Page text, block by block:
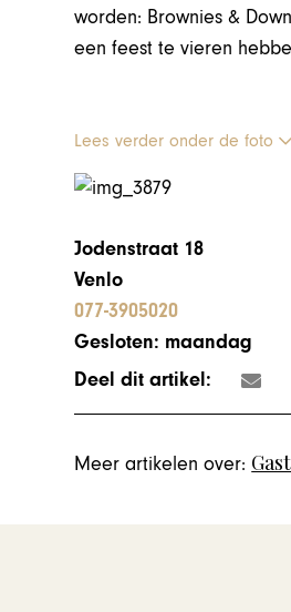
worden: Brownies &
een feest te vieren
Lees verder onder de foto
Jodenstraat 18
Venlo
077-3905020
Gesloten: maandag
Deel dit artikel:
Meer artikelen over: